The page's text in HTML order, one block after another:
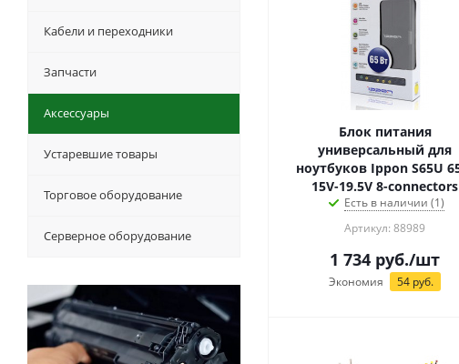
Блок питания
универсальный для
ноутбуков Ippon S65U 65W
15V-19.5V 8-connectors
Есть в наличии (1)
Артикул: 88989
1 734 руб./шт
Экономия 54 руб.
Кабели и переходники
Запчасти
Аксессуары
Устаревшие товары
Торговое оборудование
Серверное оборудование